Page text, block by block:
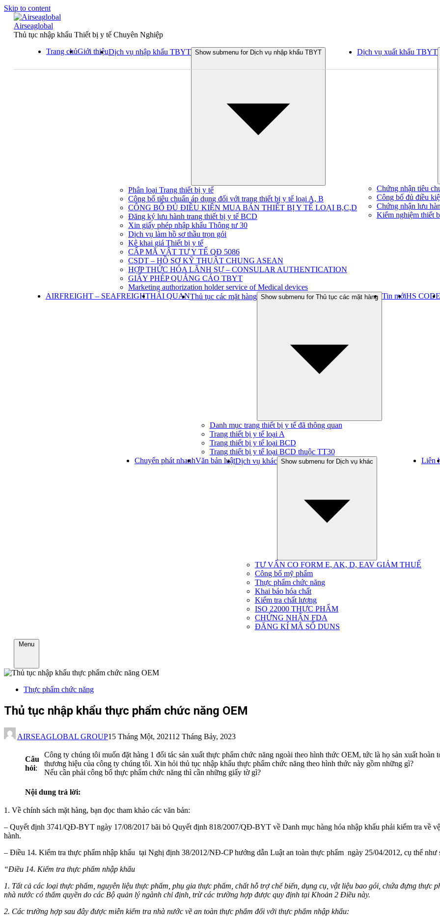
Skip to content
Airseaglobal
Thủ tục nhập khẩu Thiết bị y tế Chuyên Nghiệp
Trang chủGiới thiệuDịch vụ nhập khẩu TBYT Show submenu for Dịch vụ nhập khẩu TBYT
Phân loại Trang thiết bị y tế
Công bố tiêu chuẩn áp dụng đối với trang thiết bị y tế loại A, B
CÔNG BỐ ĐỦ ĐIỀU KIỆN MUA BÁN THIẾT BỊ Y TẾ LOẠI B,C,D
Đăng ký lưu hành trang thiết bị y tế BCD
Xin giấy phép nhập khẩu Thông tư 30
Dịch vụ làm hồ sơ thầu trọn gói
Kê khai giá Thiết bị y tế
CẤP MÃ VẬT TƯ Y TẾ QĐ 5086
CSDT – HỒ SƠ KỸ THUẬT CHUNG ASEAN
HỢP THỨC HÓA LÃNH SỰ – CONSULAR AUTHENTICATION
GIẤY PHÉP QUẢNG CÁO TBYT
Marketing authorization holder service of Medical devices
Dịch vụ xuất khẩu TBYT
Chứng nhận tiêu
Công bố đủ điều
Chứng nhận lưu
Kiểm nghiệm thiết
AIRFREIGHT – SEAFREIGHTHẢI QUANThủ tục các mặt hàng Show submenu for Thủ tục các mặt hàng
Danh mục trang thiết bị y tế đã thông quan
Trang thiết bị y tế loại A
Trang thiết bị y tế loại BCD
Trang thiết bị y tế loại BCD thuộc TT30
Tin mớiHS CODE
Chuyển phát nhanhVăn bản luậtDịch vụ khác Show submenu for Dịch vụ khác
TƯ VẤN CO FORM E, AK, D, EAV GIẢM THUẾ
Công bố mỹ phẩm
Thực phẩm chức năng
Khai báo hóa chất
Kiểm tra chất lượng
ISO 22000 THỰC PHẨM
CHỨNG NHẬN FDA
ĐĂNG KÍ MÃ SỐ DUNS
Liên
Menu
Thực phẩm chức năng
Thủ tục nhập khẩu thực phẩm chức năng OEM
AIRSEAGLOBAL GROUP15 Tháng Một, 202112 Tháng Bảy, 2023
Câu
hỏi:
Công ty chúng tôi muốn đặt hàng 1 đối tác sản xuất thực phẩm chức năng ngoài theo hình thức OEM, tức là họ sản xuất
thương hiệu của công ty chúng tôi. Xin hỏi thủ tục nhập khẩu thực phẩm chức năng theo hình thức này gồm những gì?
Nếu cần phải công bố thực phẩm chức năng thì cần những giấy tờ gì?
Nội dung trả lời:
1. Về chính sách mặt hàng, bạn đọc tham khảo các văn bản:
– Quyết định 3741/QĐ-BYT ngày 17/08/2017 bãi bỏ Quyết định 818/2007/QĐ-BYT về Danh mục hàng hóa nhập khẩu phải kiểm tra về
hành.
– Điều 14. Kiểm tra thực phẩm nhập khẩu tại Nghị định 38/2012/NĐ-CP hướng dẫn Luật an toàn thực phẩm ngày 25/04/2012, cụ thể như
“Điều 14. Kiểm tra thực phẩm nhập khẩu
1. Tất cả các loại thực phẩm, nguyên liệu thực phẩm, phụ gia thực phẩm, chất hỗ trợ chế biến, dụng cụ, vật liệu bao gói, chứa đựng thực
nhà nước có thẩm quyền do các Bộ quản lý ngành chỉ định, trừ các trường hợp được quy định tại Khoản 2 Điều này.
2. Các trường hợp sau đây được miễn kiểm tra nhà nước về an toàn thực phẩm đối với thực phẩm nhập khẩu: